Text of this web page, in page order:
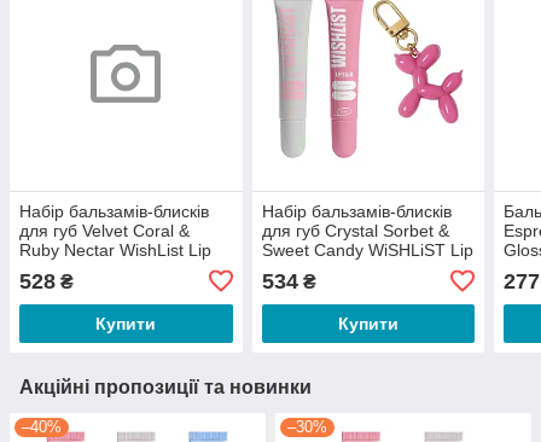
Набір бальзамів-блисків
для губ Velvet Coral &
Ruby Nectar WishList Lip
брелок
528 ₴
Купити
Набір бальзамів-блисків
для губ Crystal Sorbet &
Sweet Candy WiSHLiST Lip
брелок
534₴
Купити
277
Акційні пропозиції та новинки
–40% –30%